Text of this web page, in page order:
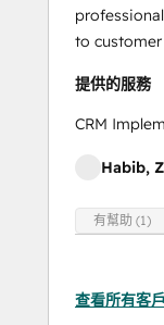
to
提供的服務
CRM
Habib,
有幫助 (1)
查看所有客